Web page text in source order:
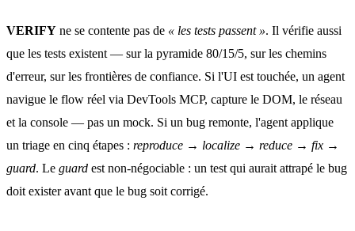
VERIFY ne se contente pas de « les tests passent ». Il vérifie aussi
que les tests existent — sur la pyramide 80/15/5, sur les chemins
d'erreur, sur les frontières de confiance. Si l'UI est touchée, un agent
navigue le flow réel via DevTools MCP, capture le DOM, le réseau
et la console — pas un mock. Si un bug remonte, l'agent applique
un triage en cinq étapes : reproduce → localize → reduce → fix →
guard. Le guard est non-négociable : un test qui aurait attrapé le bug
doit exister avant que le bug soit corrigé.